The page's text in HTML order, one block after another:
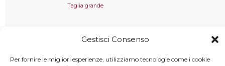
Gestisci Consenso
Per fornire le migliori esperienze, utilizziamo tecnologie come i cookie
Taglia grande